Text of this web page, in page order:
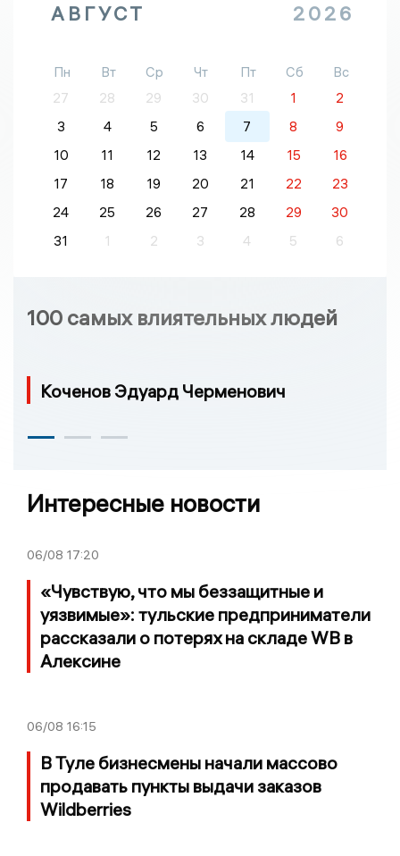
АВГУСТ 2026
Пн Вт Ср Чт Пт Сб
Вс
27
28 29 30 31 1
2
3
4 5 6 7 8
9
10
11 12 13 14 15
16
17
18 19 20 21 22
23
24
25 26 27 28 29
30
31
1 2 3 4 5 6
100 самых влиятельных людей
Коченов Эдуард Черменович
Интересные новости
06/08 17:20
«Чувствую, что мы беззащитные и
уязвимые»: тульские предприниматели
рассказали о потерях на складе WB в
Алексине
06/08 16:15
В Туле бизнесмены начали массово
продавать пункты выдачи заказов
Wildberries